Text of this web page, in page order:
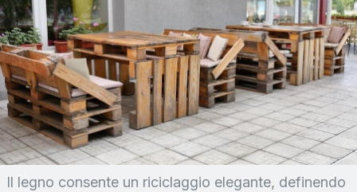
Il legno consente un riciclaggio elegante, definendo